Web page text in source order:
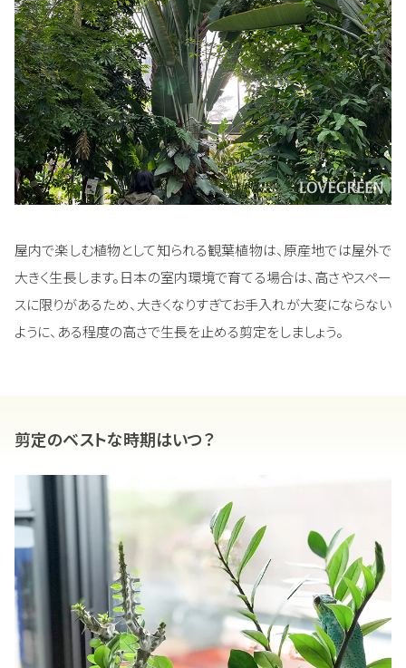
屋内で楽しむ植物として知られる観葉植物は、原産地では屋外で
大きく生長します。日本の室内環境で育てる場合は、高さやスペー
スに限りがあるため、大きくなりすぎてお手入れが大変にならない
ように、ある程度の高さで生長を止める剪定をしましょう。
剪定のベストな時期はいつ？